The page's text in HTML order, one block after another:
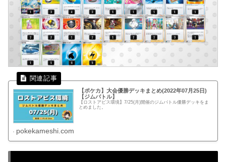
【ポケカ】大会優勝デッキまとめ(2022年07月25日)
【ジムバトル】
【ロストアビス環境】7/25(月)開催のジムバトル優勝デッキをま
とめました。
pokekameshi.com